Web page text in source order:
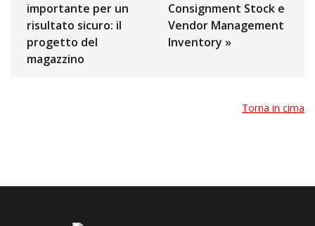
importante per un
risultato sicuro: il
progetto del
magazzino
Consignment Stock e
Vendor Management
Inventory »
Torna in cima